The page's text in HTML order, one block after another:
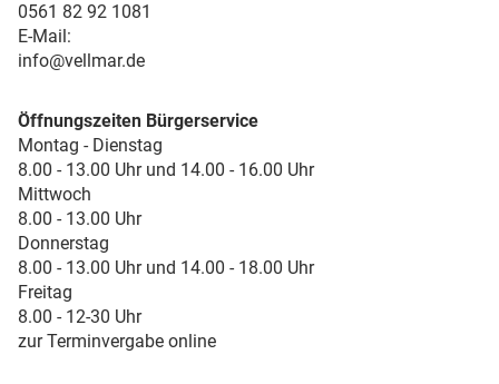
0561 82 92 1081
E-Mail:
info@vellmar.de
Öffnungszeiten Bürgerservice
Montag - Dienstag
8.00 - 13.00 Uhr und 14.00 - 16.00 Uhr
Mittwoch
8.00 - 13.00 Uhr
Donnerstag
8.00 - 13.00 Uhr und 14.00 - 18.00 Uhr
Freitag
8.00 - 12-30 Uhr
zur Terminvergabe online